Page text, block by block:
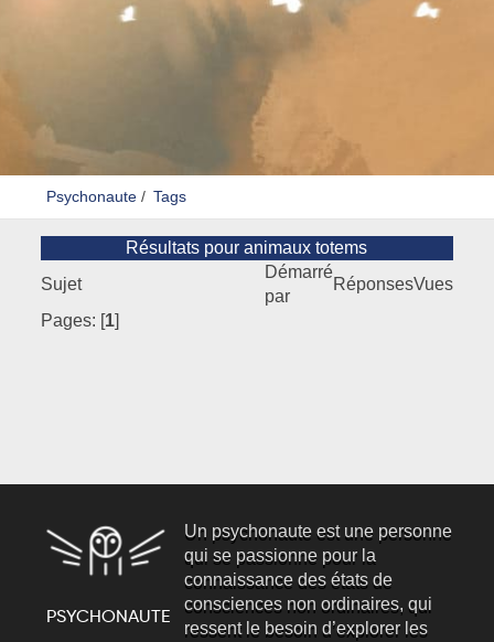
Psychonaute/ Tags
Résultats pour animaux totems
Sujet
Démarré
par
RéponsesVues
Pages: [1]
Un psychonaute est une personne
qui se passionne pour la
connaissance des états de
consciences non ordinaires, qui
ressent le besoin d’explorer les